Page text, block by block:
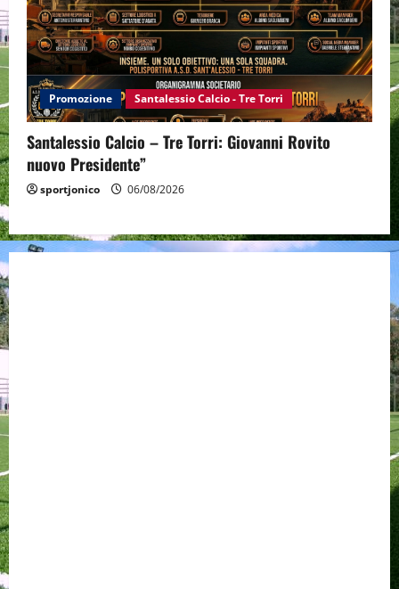
Promozione Santalessio Calcio - Tre Torri
Santalessio Calcio – Tre Torri: Giovanni Rovito
nuovo Presidente”
sportjonico 06/08/2026